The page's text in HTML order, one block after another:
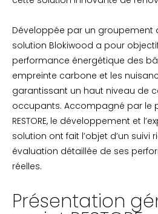
Développée par un groupement
solution Blokiwood a pour
performance énergétique des
empreinte carbone et les
garantissant un haut niveau de
occupants. Accompagné par le
RESTORE, le développement et
solution ont fait l’objet d’un suivi
évaluation détaillée de ses
réelles.
Présentation